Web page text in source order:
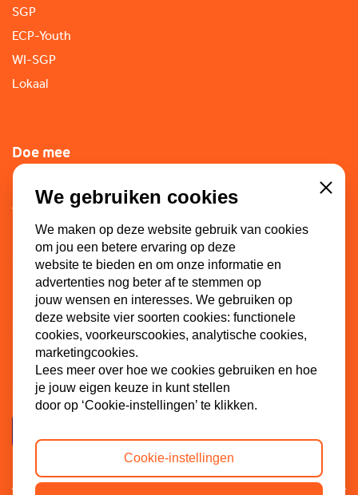
SGP
ECP-Youth
WI-SGP
Lokaal
Doe mee
Lid worden
Vacatures
Doneren
Sponsoren
Contact
Dinkel 7
3086 HB Rotterdam
We gebruiken cookies
We maken op deze website gebruik van cookies
om jou een betere ervaring op deze
website te bieden en om onze informatie en
advertenties nog beter af te stemmen op
jouw wensen en interesses. We gebruiken op
deze website vier soorten cookies: functionele
cookies, voorkeurscookies, analytische cookies,
marketingcookies.
Lees meer over hoe we cookies gebruiken en hoe
je jouw eigen keuze in kunt stellen
door op ‘Cookie-instellingen’ te klikken.
Close
Cookie-instellingen